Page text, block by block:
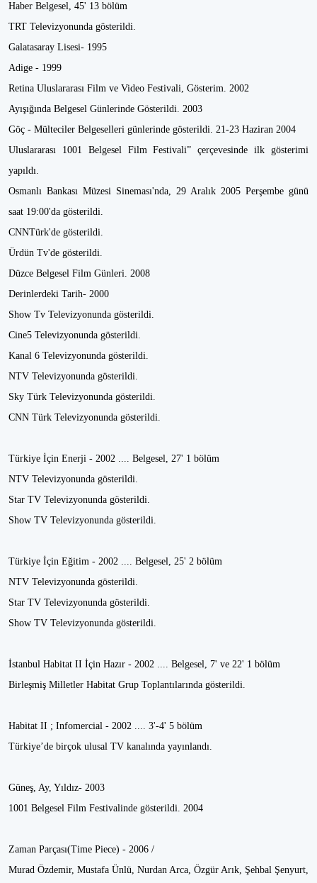
Haber Belgesel, 45' 13 bölüm
TRT Televizyonunda gösterildi.
Galatasaray Lisesi- 1995
Adige - 1999
Retina Uluslararası Film ve Video Festivali, Gösterim. 2002
Ayışığında Belgesel Günlerinde Gösterildi. 2003
Göç - Mülteciler Belgeselleri günlerinde gösterildi. 21-23 Haziran 2004
Uluslararası 1001 Belgesel Film Festivali” çerçevesinde ilk gösterimi
yapıldı.
Osmanlı Bankası Müzesi Sineması'nda, 29 Aralık 2005 Perşembe günü
saat 19:00'da gösterildi.
CNNTürk'de gösterildi.
Ürdün Tv'de gösterildi.
Düzce Belgesel Film Günleri. 2008
Derinlerdeki Tarih- 2000
Show Tv Televizyonunda gösterildi.
Cine5 Televizyonunda gösterildi.
Kanal 6 Televizyonunda gösterildi.
NTV Televizyonunda gösterildi.
Sky Türk Televizyonunda gösterildi.
CNN Türk Televizyonunda gösterildi.
Türkiye İçin Enerji - 2002 .... Belgesel, 27' 1 bölüm
NTV Televizyonunda gösterildi.
Star TV Televizyonunda gösterildi.
Show TV Televizyonunda gösterildi.
Türkiye İçin Eğitim - 2002 .... Belgesel, 25' 2 bölüm
NTV Televizyonunda gösterildi.
Star TV Televizyonunda gösterildi.
Show TV Televizyonunda gösterildi.
İstanbul Habitat II İçin Hazır - 2002 .... Belgesel, 7' ve 22' 1 bölüm
Birleşmiş Milletler Habitat Grup Toplantılarında gösterildi.
Habitat II ; Infomercial - 2002 .... 3'-4' 5 bölüm
Türkiye’de birçok ulusal TV kanalında yayınlandı.
Güneş, Ay, Yıldız- 2003
1001 Belgesel Film Festivalinde gösterildi. 2004
Zaman Parçası(Time Piece) - 2006 /
Murad Özdemir, Mustafa Ünlü, Nurdan Arca, Özgür Arık, Şehbal Şenyurt,